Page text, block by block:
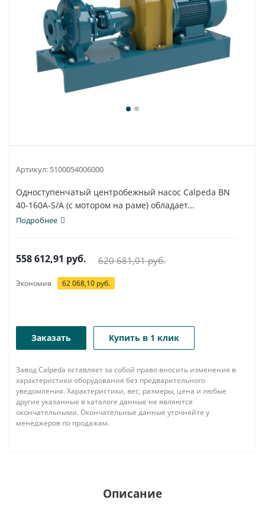
Артикул: 5100054006000
Одноступенчатый центробежный насос Calpeda BN
40-160A-S/A (с мотором на раме) обладает...
Подробнее
558 612,91 руб. 620 681,01руб.
Экономия 62 068,10 руб.
Заказать Купить в 1 клик
Завод Calpeda оставляет за собой право вносить изменения в
характеристики оборудования без предварительного
уведомления. Характеристики, вес, размеры, цена и любые
другие указанные в каталоге данные не являются
окончательными. Окончательные данные уточняйте у
менеджеров по продажам.
Описание